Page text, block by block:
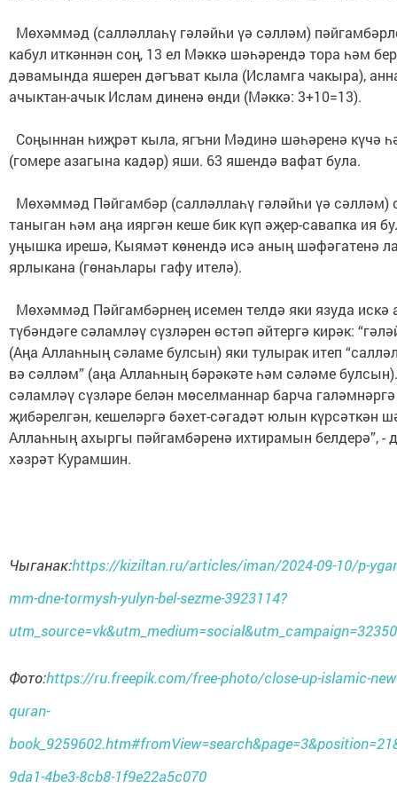
Мөхәммәд (салләллаһү гәләйһи үә сәлләм)
кабул иткәннән соң, 13 ел Мәккә шәһәрендә тора һәм
дәвамында яшерен дәгъват кыла (Исламга чакыра),
ачыктан-ачык Ислам диненә өнди (Мәккә: 3+10=13).
Соңыннан һиҗрәт кыла, ягъни Мәдинә шәһәренә күчә
(гомере азагына кадәр) яши. 63 яшендә вафат була.
Мөхәммәд Пәйгамбәр (салләллаһү гәләйһи үә сәлләм)
таныган һәм аңа ияргән кеше бик күп әҗер-савапка ия
уңышка ирешә, Кыямәт көнендә исә аның шәфәгатенә
ярлыкана (гөнаһлары гафу ителә).
Мөхәммәд Пәйгамбәрнең исемен телдә яки язуда искә
түбәндәге сәламләү сүзләрен өстәп әйтергә кирәк:
(Аңа Аллаһның сәламе булсын) яки тулырак итеп
вә сәлләм” (аңа Аллаһның бәрәкәте һәм сәләме
сәламләү сүзләре белән мөселманнар барча
җибәрелгән, кешеләргә бәхет-сәгадәт юлын күрсәткән
Аллаһның ахыргы пәйгамбәренә ихтирамын белдерә”, -
хәзрәт Курамшин.
Чыганак:https://kiziltan.ru/articles/iman/2024-09-10/p-
mm-dne-tormysh-yulyn-bel-sezme-3923114?
Фото:https://ru.freepik.com/free-photo/close-up-islamic-
quran-
9da1-4be3-8cb8-1f9e22a5c070